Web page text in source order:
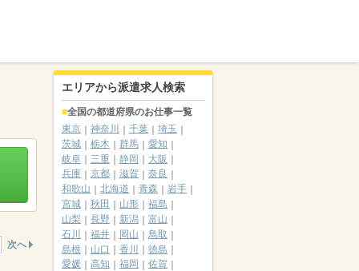
次へ
エリアから派遣求人検索
全国の都道府県のお仕事一覧
東京
神奈川 千葉
埼玉
茨城
栃木 群馬
愛知
岐阜
三重 静岡
大阪
兵庫
京都 滋賀
奈良
和歌山
北海道 青森
岩手
宮城
秋田 山形
福島
山梨
長野 新潟
富山
石川
福井 岡山
鳥取
島根
山口 香川
徳島
愛媛
高知 福岡
佐賀